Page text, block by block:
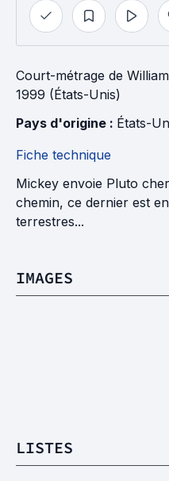
Court-métrage de
1999 (États-Unis)
Pays d'origine : États-
Fiche technique
Mickey envoie Pluto
chemin, ce dernier est
terrestres...
IMAGES
LISTES